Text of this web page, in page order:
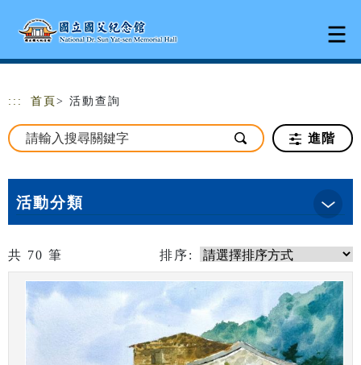
::: 首頁 > 活動查詢
進階
活動分類
共 70 筆 排序: